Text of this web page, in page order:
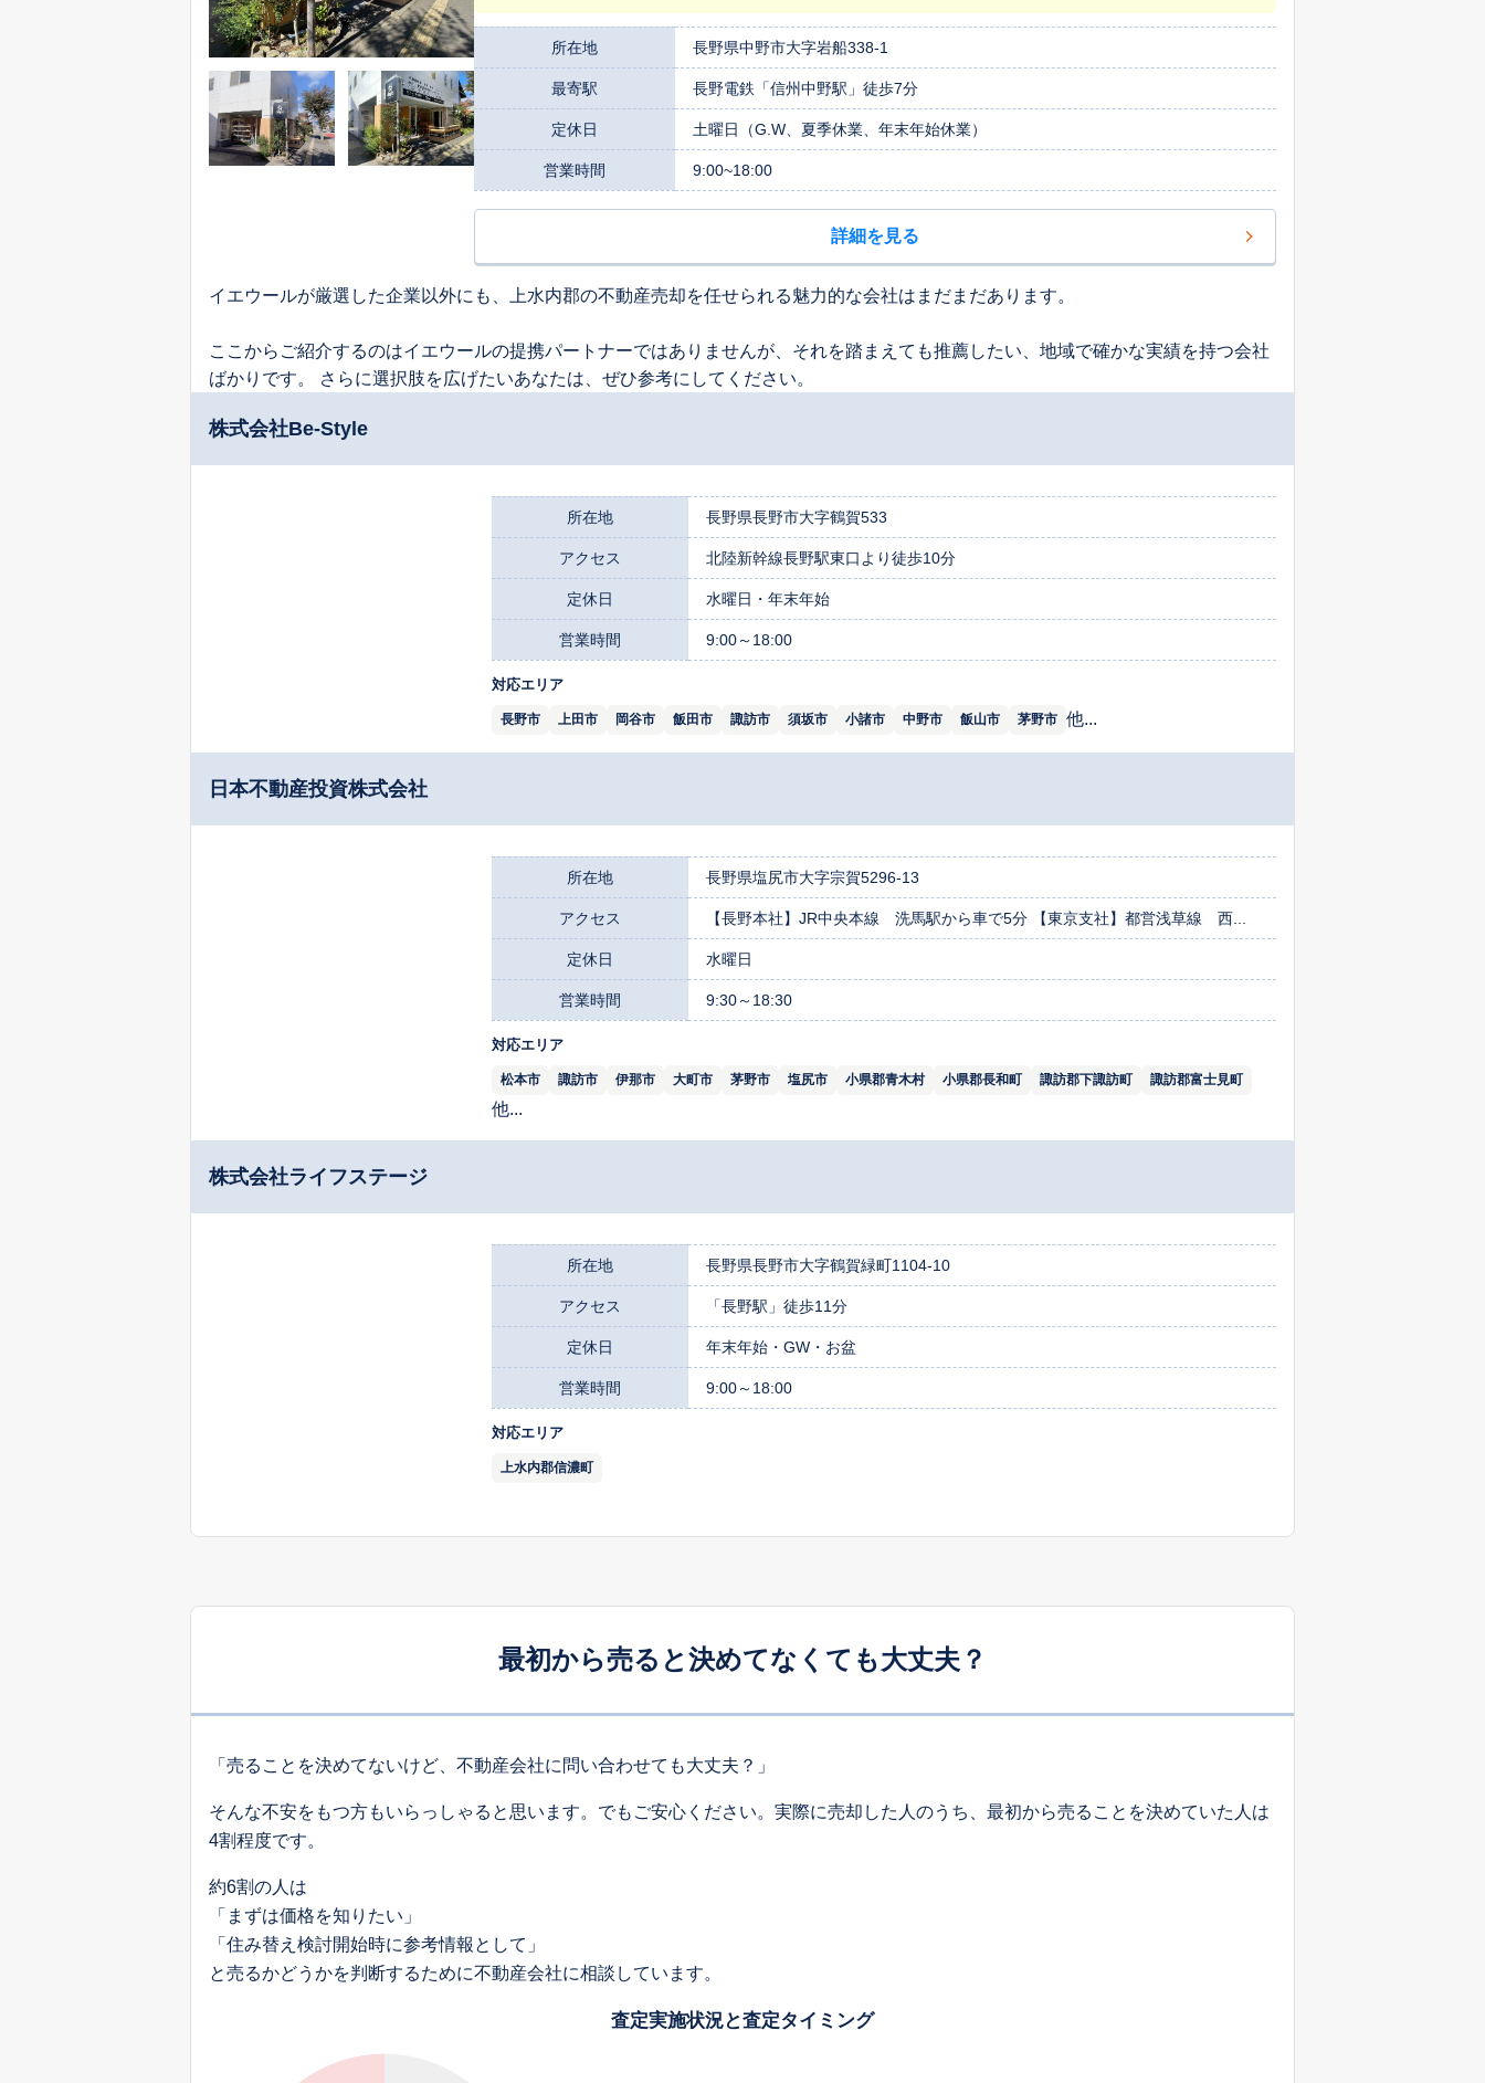
所在地 長野県中野市大字岩船338-1
最寄駅 長野電鉄「信州中野駅」徒歩7分
定休日 土曜日（G.W、夏季休業、年末年始休業）
営業時間 9:00~18:00
詳細を見る
イエウールが厳選した企業以外にも、上水内郡の不動産売却を任せられる魅力的な会社はまだまだあります。
ここからご紹介するのはイエウールの提携パートナーではありませんが、それを踏まえても推薦したい、地域で確かな実績を持つ会社
ばかりです。 さらに選択肢を広げたいあなたは、ぜひ参考にしてください。
株式会社Be-Style
所在地 長野県長野市大字鶴賀533
アクセス 北陸新幹線長野駅東口より徒歩10分
定休日 水曜日・年末年始
営業時間 9:00～18:00
対応エリア
長野市 上田市 岡谷市 飯田市 諏訪市 須坂市 小諸市 中野市 飯山市 茅野市 他...
日本不動産投資株式会社
所在地 長野県塩尻市大字宗賀5296-13
アクセス 【長野本社】JR中央本線 洗馬駅から車で5分 【東京支社】都営浅草線 西...
定休日 水曜日
営業時間 9:30～18:30
対応エリア
松本市 諏訪市 伊那市 大町市 茅野市 塩尻市 小県郡青木村 小県郡長和町 諏訪郡下諏訪町 諏訪郡富士見町
他...
株式会社ライフステージ
所在地 長野県長野市大字鶴賀緑町1104-10
アクセス 「長野駅」徒歩11分
定休日 年末年始・GW・お盆
営業時間 9:00～18:00
対応エリア
上水内郡信濃町
最初から売ると決めてなくても大丈夫？
「売ることを決めてないけど、不動産会社に問い合わせても大丈夫？」
そんな不安をもつ方もいらっしゃると思います。でもご安心ください。実際に売却した人のうち、最初から売ることを決めていた人は
4割程度です。
約6割の人は
「まずは価格を知りたい」
「住み替え検討開始時に参考情報として」
と売るかどうかを判断するために不動産会社に相談しています。
査定実施状況と査定タイミング